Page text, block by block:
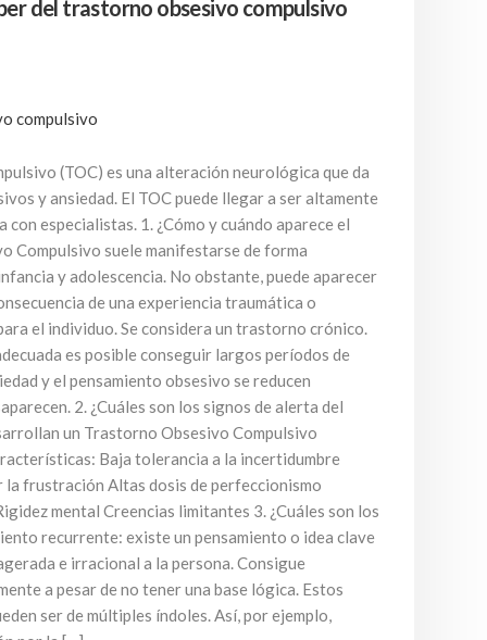
del trastorno obsesivo compulsivo
compulsivo
(TOC) es una alteración neurológica que da
y ansiedad. El TOC puede llegar a ser altamente
especialistas. 1. ¿Cómo y cuándo aparece el
Compulsivo suele manifestarse de forma
y adolescencia. No obstante, puede aparecer
de una experiencia traumática o
el individuo. Se considera un trastorno crónico.
es posible conseguir largos períodos de
y el pensamiento obsesivo se reducen
2. ¿Cuáles son los signos de alerta del
un Trastorno Obsesivo Compulsivo
Baja tolerancia a la incertidumbre
frustración Altas dosis de perfeccionismo
mental Creencias limitantes 3. ¿Cuáles son los
recurrente: existe un pensamiento o idea clave
e irracional a la persona. Consigue
a pesar de no tener una base lógica. Estos
ser de múltiples índoles. Así, por ejemplo,